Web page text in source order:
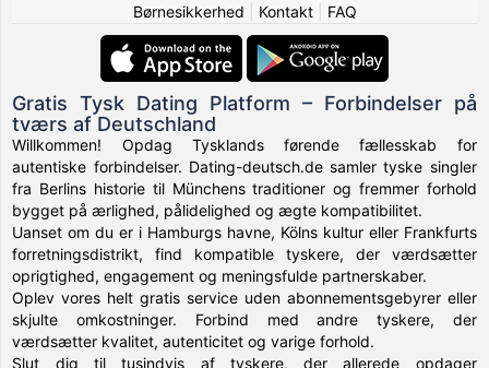
Børnesikkerhed
Kontakt| FAQ
Gratis Tysk Dating Platform – Forbindelser på
tværs af Deutschland
Willkommen! Opdag Tysklands førende fællesskab for
autentiske forbindelser. Dating-deutsch.de samler tyske singler
fra Berlins historie til Münchens traditioner og fremmer forhold
bygget på ærlighed, pålidelighed og ægte kompatibilitet.
Uanset om du er i Hamburgs havne, Kölns kultur eller Frankfurts
forretningsdistrikt, find kompatible tyskere, der værdsætter
oprigtighed, engagement og meningsfulde partnerskaber.
Oplev vores helt gratis service uden abonnementsgebyrer eller
skjulte omkostninger. Forbind med andre tyskere, der
værdsætter kvalitet, autenticitet og varige forhold.
Slut dig til tusindvis af tyskere, der allerede opdager